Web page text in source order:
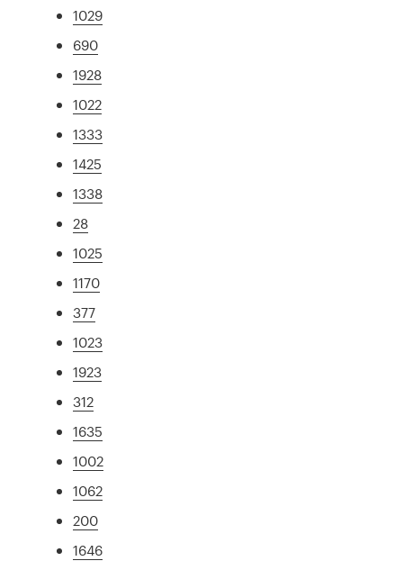
1029
690
1928
1022
1333
1425
1338
28
1025
1170
377
1023
1923
312
1635
1002
1062
200
1646